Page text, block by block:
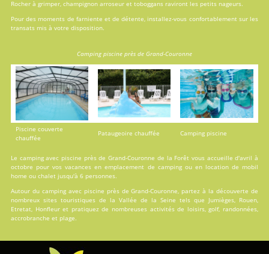
Rocher à grimper, champignon arroseur et toboggans raviront les petits nageurs.
Pour des moments de farniente et de détente, installez-vous confortablement sur les
transats mis à votre disposition.
Camping piscine près de Grand-Couronne
Piscine couverte
chauffée
Pataugeoire chauffée Camping piscine
Le camping avec piscine près de Grand-Couronne de la Forêt vous accueille d'avril à
octobre pour vos vacances enemplacement de campingou en locationde mobil
home ou chalet jusqu'à 6 personnes.
Autour du camping avec piscine près de Grand-Couronne, partez à la découverte de
nombreux sites touristiques de la Vallée de la Seine tels que Jumièges, Rouen,
Etretat, Honfleur et pratiquez de nombreuses activités de loisirs, golf, randonnées,
accrobranche et plage.